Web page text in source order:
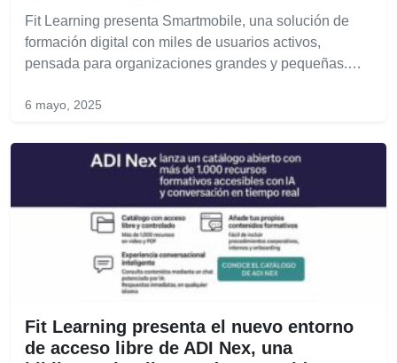
Fit Learning presenta Smartmobile, una solución de
formación digital con miles de usuarios activos,
pensada para organizaciones grandes y pequeñas.…
6 mayo, 2025
Fit Learning presenta el nuevo entorno
de acceso libre de ADI Nex, una